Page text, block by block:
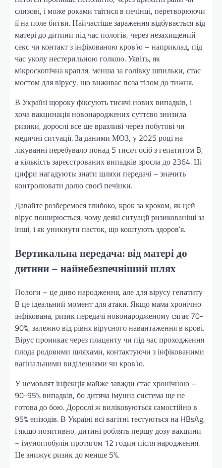
слизові, і може роками таїтися в печінці, перетворюючи
її на поле битви. Найчастіше зараження відбувається від
матері до дитини під час пологів, через незахищений
секс чи контакт з інфікованою кров’ю – наприклад, під
час уколу нестерильною голкою. Уявіть, як
мікроскопічна крапля, менша за голівку шпильки, стає
мостом для вірусу, що виживає поза тілом до тижня.
В Україні щороку фіксують тисячі нових випадків, і
хоча вакцинація новонароджених суттєво знизила
ризики, дорослі все ще вразливі через побутові чи
медичні ситуації. За даними МОЗ, у 2025 році на
лікуванні перебувало понад 5 тисяч осіб з гепатитом B,
а кількість зареєстрованих випадків зросла до 2364. Ці
цифри нагадують: знати шляхи передачі – значить
контролювати долю своєї печінки.
Давайте розберемося глибоко, крок за кроком, як цей
вірус поширюється, чому деякі ситуації ризикованіші за
інші, і як уникнути пасток, що коштують здоров’я.
Вертикальна передача: від матері до
дитини – найнебезпечніший шлях
Пологи – це диво народження, але для вірусу гепатиту
B це ідеальний момент для атаки. Якщо мама хронічно
інфікована, ризик передачі новонародженому сягає 70-
90%, залежно від рівня вірусного навантаження в крові.
Вірус проникає через плаценту чи під час проходження
плода родовими шляхами, контактуючи з інфікованими
вагінальними виділеннями чи кров’ю.
У немовлят інфекція майже завжди стає хронічною –
90-95% випадків, бо дитяча імунна система ще не
готова до бою. Дорослі ж виліковуються самостійно в
95% епізодів. В Україні всі вагітні тестуються на HBsAg,
і якщо позитивно, дитині роблять першу дозу вакцини
+ імуноглобулін протягом 12 годин після народження.
Це знижує ризик до менше 5%.